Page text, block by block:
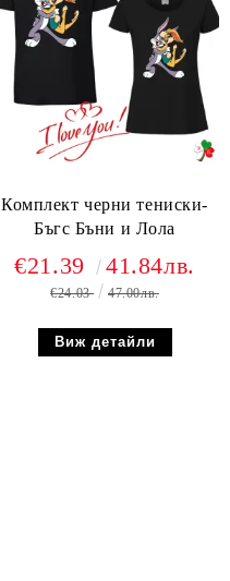
Комплект черни тениски-
Бъгс Бъни и Лола
€21.39 41.84лв.
€24.03 47.00лв.
Виж детайли